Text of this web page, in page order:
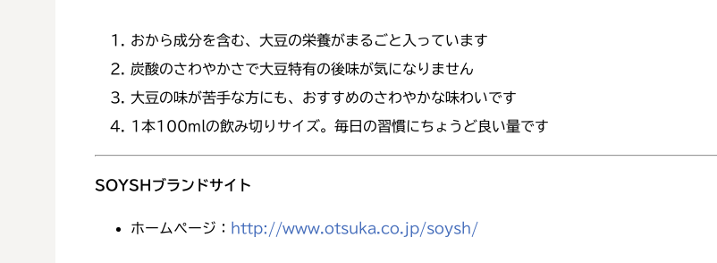
おから成分を含む、大豆の栄養がまるごと入っています
炭酸のさわやかさで大豆特有の後味が気になりません
大豆の味が苦手な方にも、おすすめのさわやかな味わいです
1本100mlの飲み切りサイズ。毎日の習慣にちょうど良い量です
SOYSHブランドサイト
ホームページ： http://www.otsuka.co.jp/soysh/